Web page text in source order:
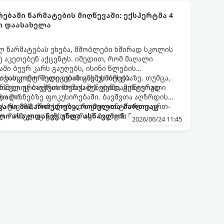
წარმატების მიღწევაში: ექსპერტმა 4
დაასახელა
წარმატებას ეხება, მშობლები ხშირად სკოლის
აკეთებენ აქცენტს. იმედით, რომ მაღალი
ბევრ კარს გაუღებს, ისინი წლების
სასკოლო შედეგების გაუმჯობესებაზე. თუმცა,
ბავშვის მომავალს ფუნდამენტურად
ადამიანს ეხმარება
ურთიერთობების შენებაში, გონივრული
მიზნებზე ფოკუსირებაში. ბავშვთა აღზრდის
უსვამს, რომ სწორედ თვითკონტროლია ერთ-
განსაზღვრავს ბავშვის მომავალ
მიმართულება, რომელთა მართვაც
ასაკიდანვე უნდა ასწავლონ:
2026/06/24 11:45